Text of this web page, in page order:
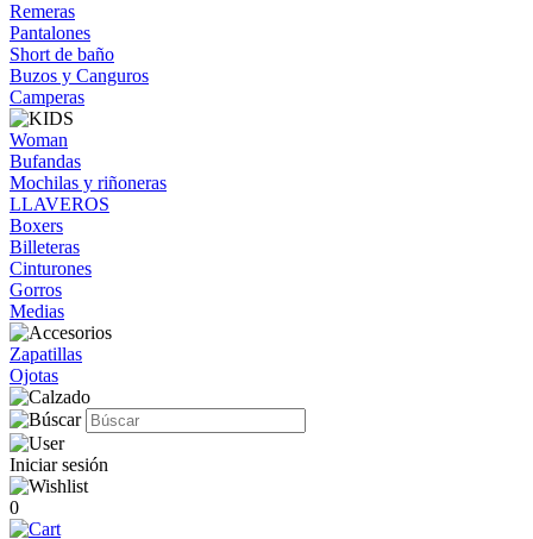
Remeras
Pantalones
Short de baño
Buzos y Canguros
Camperas
Woman
Bufandas
Mochilas y riñoneras
LLAVEROS
Boxers
Billeteras
Cinturones
Gorros
Medias
Zapatillas
Ojotas
Iniciar sesión
0